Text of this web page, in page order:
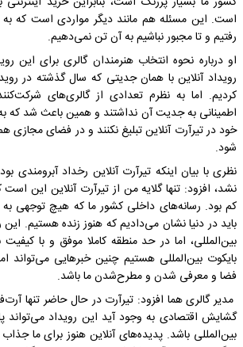
است. این مسئله هم مانند دیگر مواردی است که به
رفتیم و تا مجبور نباشیم به آن تن نمی‌دهیم.
او درباره نحوه انتخاب هنرمندان گالری برای این
رویداد آنلاین با همان جدیتی که سال گذشته در
کردیم. اما به نظرم تعدادی از گالری‌های
اطمینانی به جدیت آن نداشتند و همین باعث شد که
خود در تیرآرت آنلاین تبلیغ نکنند و در فضای مجازی
شود.
نظری با بیان اینکه تیرآرت آنلاین رخداد آبرومندی
نشد، افزود: تنها گلایه من از تیرآرت آنلاین این است
کم بود. رسانه‌های داخلی کشور ما که هیچ توجهی به
باید در دنیا نشان می‌دادیم که هنوز زنده هستیم. این
بین‌المللی، اما در حد منطقه کاملا موفق و با
بایکوت بین‌المللی هستیم چنین خبرهایی می‌تواند
فضا و معرفی شدن و مطرح‌شدن ما باشد.
مدیر گالری هما افزود: تیرآرت در حال حاضر تنها
گشایش اقتصادی به وجود آید این رویداد می‌تواند
بین‌المللی باشد. پدیده‌های آنلاین هنوز برای ما